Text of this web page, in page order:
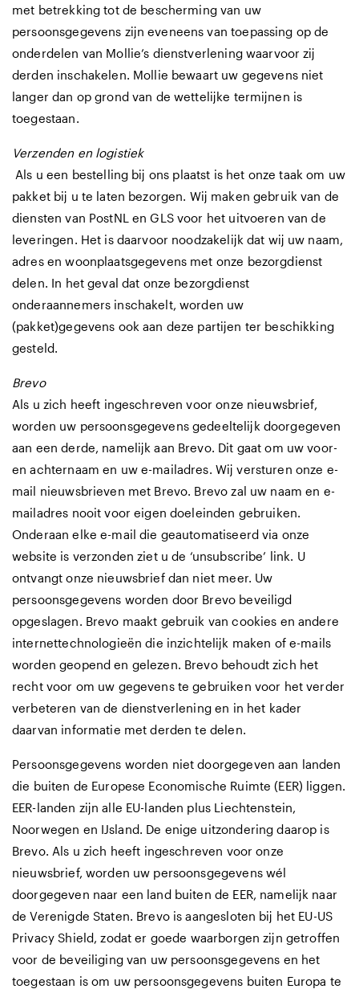
met betrekking tot de bescherming van uw
persoonsgegevens zijn eveneens van toepassing op de
onderdelen van Mollie’s dienstverlening waarvoor zij
derden inschakelen. Mollie bewaart uw gegevens niet
langer dan op grond van de wettelijke termijnen is
toegestaan.
Verzenden en logistiek
Als u een bestelling bij ons plaatst is het onze taak om uw
pakket bij u te laten bezorgen. Wij maken gebruik van de
diensten van PostNL en GLS voor het uitvoeren van de
leveringen. Het is daarvoor noodzakelijk dat wij uw naam,
adres en woonplaatsgegevens met onze bezorgdienst
delen. In het geval dat onze bezorgdienst
onderaannemers inschakelt, worden uw
(pakket)gegevens ook aan deze partijen ter beschikking
gesteld.
Brevo
Als u zich heeft ingeschreven voor onze nieuwsbrief,
worden uw persoonsgegevens gedeeltelijk doorgegeven
aan een derde, namelijk aan Brevo. Dit gaat om uw voor-
en achternaam en uw e-mailadres. Wij versturen onze e-
mail nieuwsbrieven met Brevo. Brevo zal uw naam en e-
mailadres nooit voor eigen doeleinden gebruiken.
Onderaan elke e-mail die geautomatiseerd via onze
website is verzonden ziet u de ‘unsubscribe’ link. U
ontvangt onze nieuwsbrief dan niet meer. Uw
persoonsgegevens worden door Brevo beveiligd
opgeslagen. Brevo maakt gebruik van cookies en andere
internettechnologieën die inzichtelijk maken of e-mails
worden geopend en gelezen. Brevo behoudt zich het
recht voor om uw gegevens te gebruiken voor het verder
verbeteren van de dienstverlening en in het kader
daarvan informatie met derden te delen.
Persoonsgegevens worden niet doorgegeven aan landen
die buiten de Europese Economische Ruimte (EER) liggen.
EER-landen zijn alle EU-landen plus Liechtenstein,
Noorwegen en IJsland. De enige uitzondering daarop is
Brevo. Als u zich heeft ingeschreven voor onze
nieuwsbrief, worden uw persoonsgegevens wél
doorgegeven naar een land buiten de EER, namelijk naar
de Verenigde Staten. Brevo is aangesloten bij het EU-US
Privacy Shield, zodat er goede waarborgen zijn getroffen
voor de beveiliging van uw persoonsgegevens en het
toegestaan is om uw persoonsgegevens buiten Europa te